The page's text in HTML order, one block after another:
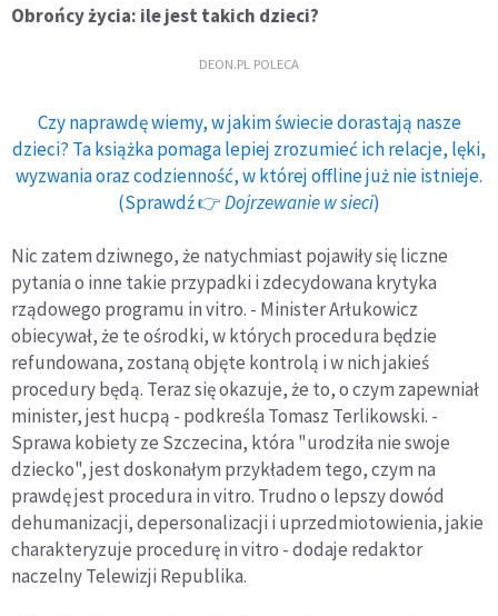
Obrońcy życia: ile jest takich dzieci?
DEON.PL POLECA
Czy naprawdę wiemy, w jakim świecie dorastają nasze
dzieci? Ta książka pomaga lepiej zrozumieć ich relacje, lęki,
wyzwania oraz codzienność, w której offline już nie istnieje.
(Sprawdź 👉Dojrzewanie w sieci)
Nic zatem dziwnego, że natychmiast pojawiły się liczne
pytania o inne takie przypadki i zdecydowana krytyka
rządowego programu in vitro. - Minister Arłukowicz
obiecywał, że te ośrodki, w których procedura będzie
refundowana, zostaną objęte kontrolą i w nich jakieś
procedury będą. Teraz się okazuje, że to, o czym zapewniał
minister, jest hucpą - podkreśla Tomasz Terlikowski. -
Sprawa kobiety ze Szczecina, która "urodziła nie swoje
dziecko", jest doskonałym przykładem tego, czym na
prawdę jest procedura in vitro. Trudno o lepszy dowód
dehumanizacji, depersonalizacji i uprzedmiotowienia, jakie
charakteryzuje procedurę in vitro - dodaje redaktor
naczelny Telewizji Republika.